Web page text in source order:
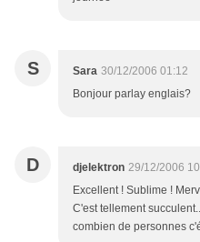
S Sara 30/12/2006 01:12
Bonjour parlay englais?
D djelektron 29/12/2006
Excellent ! Sublime !
C'est tellement
combien de personnes